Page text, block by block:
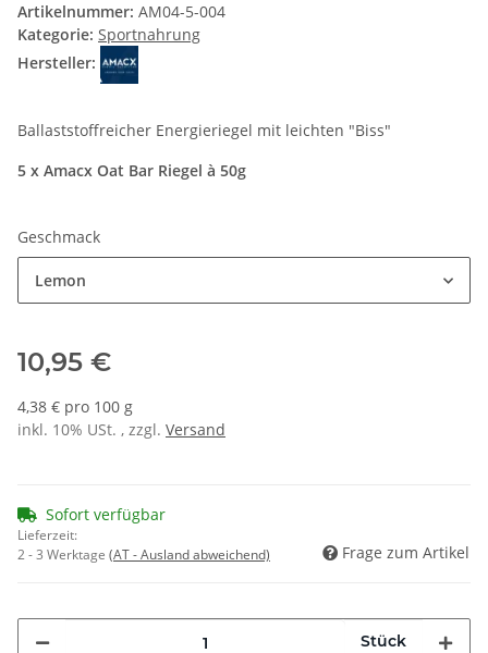
Artikelnummer: AM04-5-004
Kategorie: Sportnahrung
Hersteller:
Ballaststoffreicher Energieriegel mit leichten "Biss"
5 x Amacx Oat Bar Riegel à 50g
Geschmack
Lemon
10,95 €
4,38 € pro 100 g
inkl. 10% USt. , zzgl. Versand
Sofort verfügbar
Lieferzeit:
2 - 3 Werktage (AT - Ausland abweichend) Frage zum Artikel
Stück